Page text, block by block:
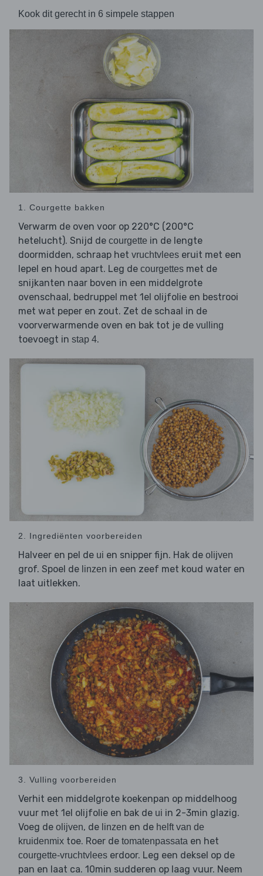
Kook dit gerecht in 6 simpele stappen
1. Courgette bakken
Verwarm de oven voor op 220°C (200°C
hetelucht). Snijd de courgette in de lengte
doormidden, schraap het vruchtvlees eruit met een
lepel en houd apart. Leg de courgettes met de
snijkanten naar boven in een middelgrote
ovenschaal, bedruppel met 1el olijfolie en bestrooi
met wat peper en zout. Zet de schaal in de
voorverwarmende oven en bak tot je de vulling
toevoegt in stap 4.
2. Ingrediënten voorbereiden
Halveer en pel de ui en snipper fijn. Hak de olijven
grof. Spoel de linzen in een zeef met koud water en
laat uitlekken.
3. Vulling voorbereiden
Verhit een middelgrote koekenpan op middelhoog
vuur met 1el olijfolie en bak de ui in 2-3min glazig.
Voeg de olijven, de linzen en de helft van de
kruidenmix toe. Roer de tomatenpassata en het
courgette-vruchtvlees erdoor. Leg een deksel op de
pan en laat ca. 10min sudderen op laag vuur. Neem